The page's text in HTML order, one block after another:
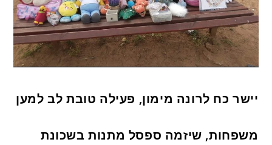
יישר כח לרונה מימון, פעילה טובת לב למען
משפחות, שיזמה ספסל מתנות בשכונת